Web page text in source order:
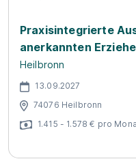
Praxisintegrierte
anerkannten
Heilbronn
13.09.2027
74076 Heilbronn
1.415 - 1.578 € pro